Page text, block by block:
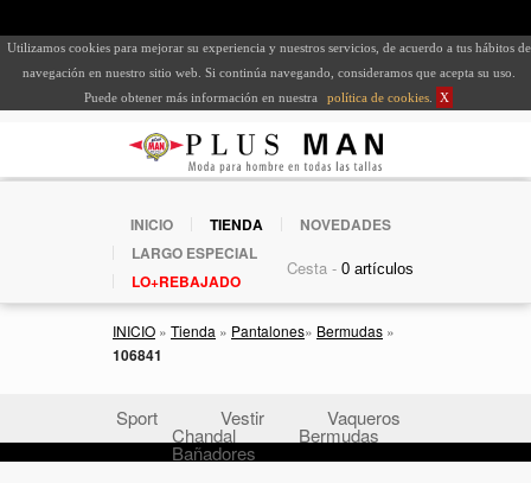
Utilizamos cookies para mejorar su experiencia y nuestros servicios, de acuerdo a tus hábitos de
navegación en nuestro sitio web. Si continúa navegando, consideramos que acepta su uso.
Puede obtener más información en nuestra
política de cookies X
INICIO TIENDA
NOVEDADES
LARGO ESPECIAL
LO+REBAJADO
Cesta -
INICIO » Tienda » Pantalones» Bermudas »
106841
Sport Vestir Vaqueros
Chandal Bermudas
Bañadores